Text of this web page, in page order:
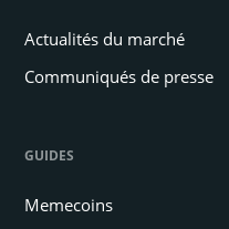
Actualités du marché
Communiqués de presse
GUIDES
Memecoins